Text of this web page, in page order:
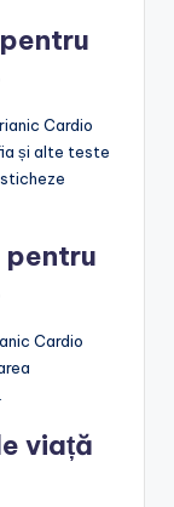
Cardio
și alte teste
Cardio
viață